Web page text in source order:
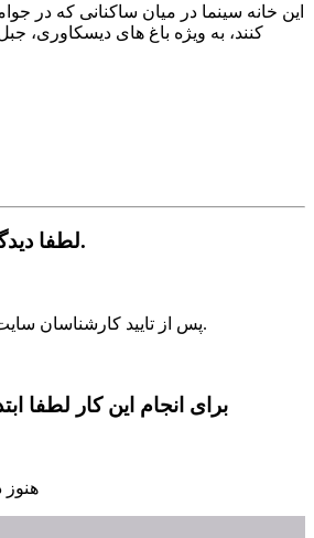
این خانه سینما در میان ساکنانی که در
کنند، به ویژه باغ های دیسکاوری،
لطفا دیدگاه خود را ثبت نمایید.
پس از تایید کارشناسان سایت، قابل نمایش خواهد بود.
برای انجام این کار لطفا